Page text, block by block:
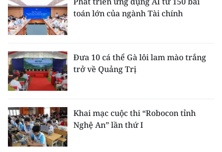
toán lớn của ngành Tài chính
Đưa 10 cá thể Gà lôi lam mào trắng
trở về Quảng Trị
Khai mạc cuộc thi “Robocon tỉnh
Nghệ An” lần thứ I